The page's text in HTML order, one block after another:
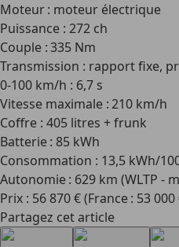
Moteur : moteur électrique
Puissance : 272 ch
Couple : 335 Nm
Transmission : rapport fixe,
0-100 km/h : 6,7 s
Vitesse maximale : 210 km/h
Coffre : 405 litres + frunk
Batterie : 85 kWh
Consommation : 13,5 kWh/
Autonomie : 629 km (WLTP -
Prix : 56 870 € (France : 53 000
Partagez cet article